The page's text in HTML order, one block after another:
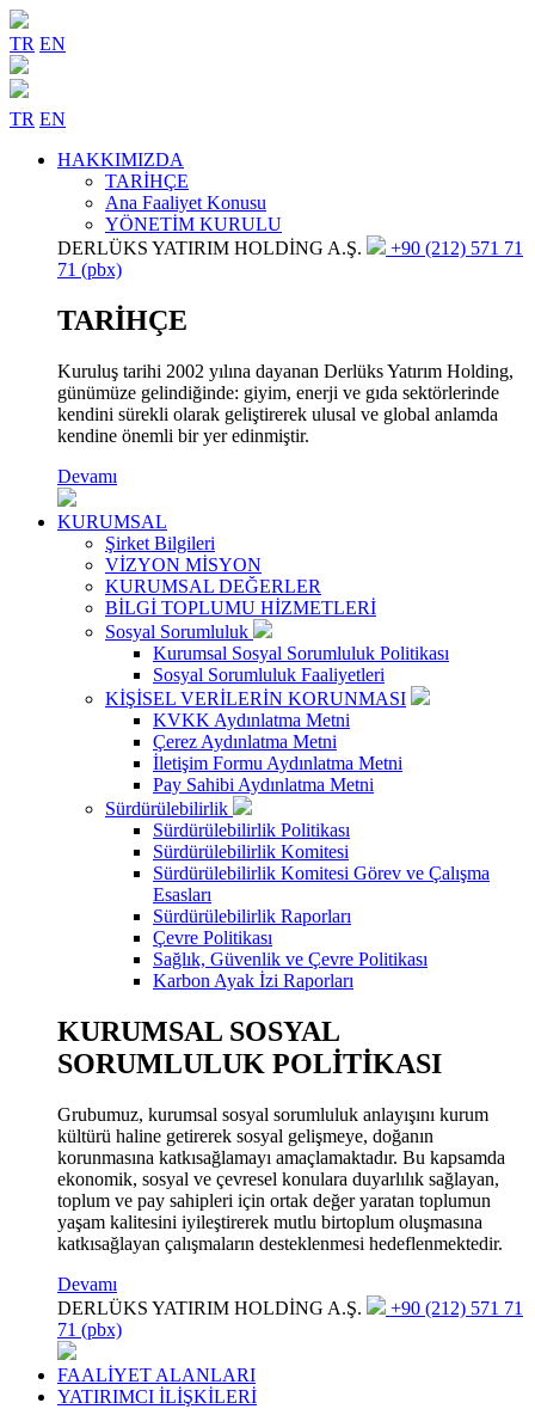
TR EN
TR EN
HAKKIMIZDA
TARİHÇE
Ana Faaliyet Konusu
YÖNETİM KURULU
DERLÜKS YATIRIM HOLDİNG A.Ş.
+90 (212) 571 71
71 (pbx)
TARİHÇE
Kuruluş tarihi 2002 yılına dayanan Derlüks Yatırım Holding,
günümüze gelindiğinde: giyim, enerji ve gıda sektörlerinde
kendini sürekli olarak geliştirerek ulusal ve global anlamda
kendine önemli bir yer edinmiştir.
Devamı
KURUMSAL
Şirket Bilgileri
VİZYON MİSYON
KURUMSAL DEĞERLER
BİLGİ TOPLUMU HİZMETLERİ
Sosyal Sorumluluk
Kurumsal Sosyal Sorumluluk Politikası
Sosyal Sorumluluk Faaliyetleri
KİŞİSEL VERİLERİN KORUNMASI
KVKK Aydınlatma Metni
Çerez Aydınlatma Metni
İletişim Formu Aydınlatma Metni
Pay Sahibi Aydınlatma Metni
Sürdürülebilirlik
Sürdürülebilirlik Politikası
Sürdürülebilirlik Komitesi
Sürdürülebilirlik Komitesi Görev ve Çalışma
Esasları
Sürdürülebilirlik Raporları
Çevre Politikası
Sağlık, Güvenlik ve Çevre Politikası
Karbon Ayak İzi Raporları
KURUMSAL SOSYAL
SORUMLULUK POLİTİKASI
Grubumuz, kurumsal sosyal sorumluluk anlayışını kurum
kültürü haline getirerek sosyal gelişmeye, doğanın
korunmasına katkısağlamayı amaçlamaktadır. Bu kapsamda
ekonomik, sosyal ve çevresel konulara duyarlılık sağlayan,
toplum ve pay sahipleri için ortak değer yaratan toplumun
yaşam kalitesini iyileştirerek mutlu birtoplum oluşmasına
katkısağlayan çalışmaların desteklenmesi hedeflenmektedir.
Devamı
DERLÜKS YATIRIM HOLDİNG A.Ş.
+90 (212) 571 71
71 (pbx)
FAALİYET ALANLARI
YATIRIMCI İLİŞKİLERİ